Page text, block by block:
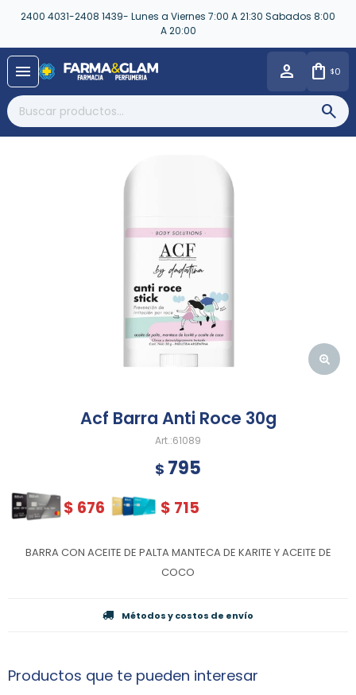
2400 4031-2408 1439- Lunes a Viernes 7:00 A 21:30 Sabados 8:00
A 20:00
menu $0
Acf Barra Anti Roce 30g
61089
$ 795
$ 676 $ 715
BARRA CON ACEITE DE PALTA MANTECA DE KARITE Y ACEITE DE
COCO
Métodos y costos de envío
Productos que te pueden interesar